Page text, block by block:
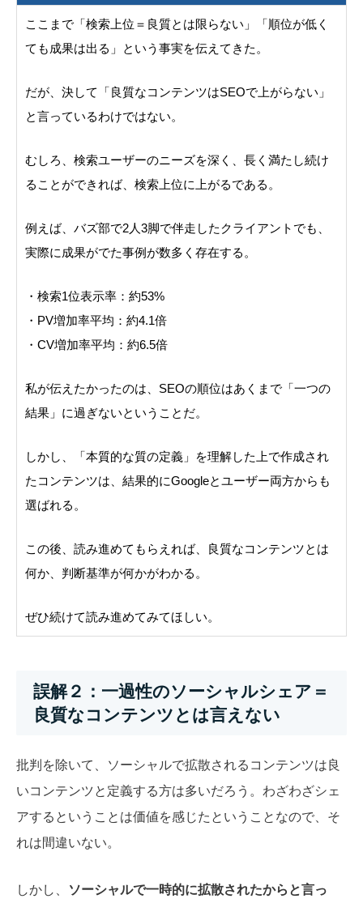
ここまで「検索上位＝良質とは限らない」「順位が低く
ても成果は出る」という事実を伝えてきた。
だが、決して「良質なコンテンツはSEOで上がらない」
と言っているわけではない。
むしろ、検索ユーザーのニーズを深く、長く満たし続け
ることができれば、検索上位に上がるである。
例えば、バズ部で2人3脚で伴走したクライアントでも、
実際に成果がでた事例が数多く存在する。
・検索1位表示率：約53%
・PV増加率平均：約4.1倍
・CV増加率平均：約6.5倍
私が伝えたかったのは、SEOの順位はあくまで「一つの
結果」に過ぎないということだ。
しかし、「本質的な質の定義」を理解した上で作成され
たコンテンツは、結果的にGoogleとユーザー両方からも
選ばれる。
この後、読み進めてもらえれば、良質なコンテンツとは
何か、判断基準が何かがわかる。
ぜひ続けて読み進めてみてほしい。
誤解２：一過性のソーシャルシェア＝
良質なコンテンツとは言えない
批判を除いて、ソーシャルで拡散されるコンテンツは良
いコンテンツと定義する方は多いだろう。わざわざシェ
アするということは価値を感じたということなので、そ
れは間違いない。
しかし、
ソーシャルで一時的に拡散されたからと言っ